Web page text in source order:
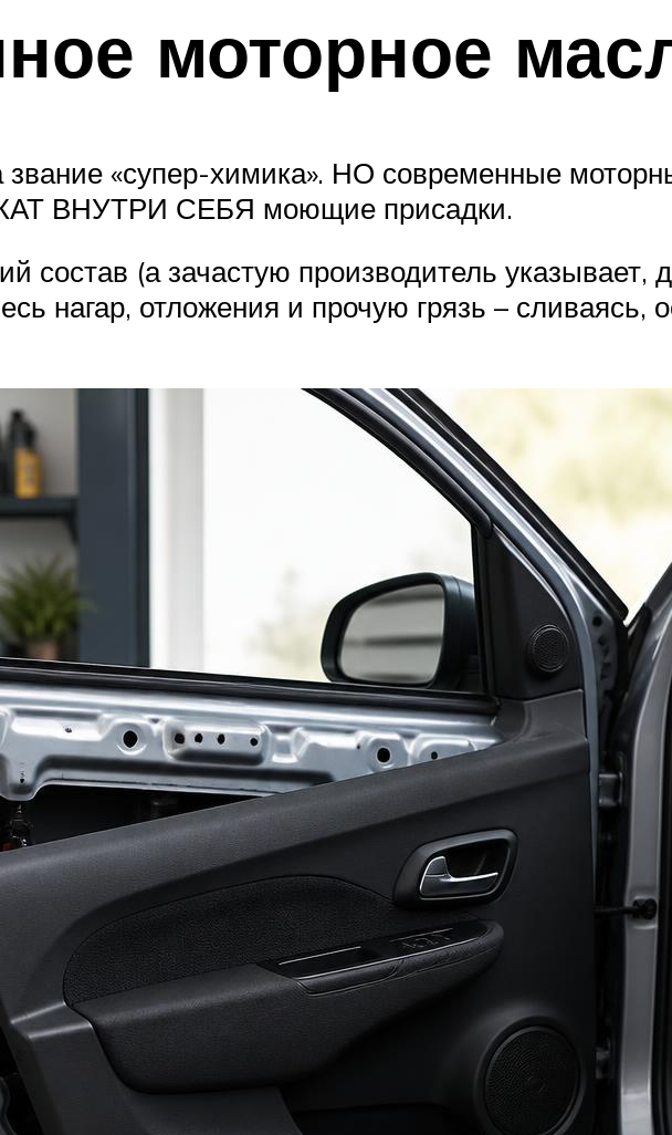
моторное
«супер-химика». НО современные
ВНУТРИ СЕБЯ моющие присадки.
состав (а зачастую производитель указывает,
нагар, отложения и прочую грязь – сливаясь,